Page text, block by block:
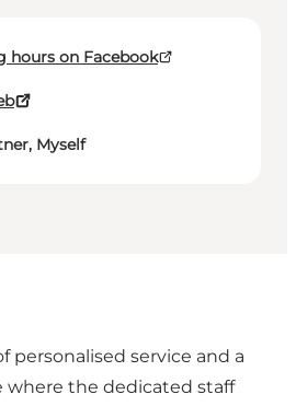
hours on Facebook
Myself
personalised service and a
where the dedicated staff